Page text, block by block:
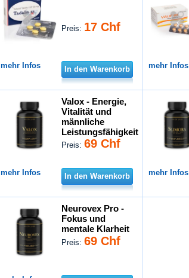
Preis: 17 Chf
mehr Infos In den Warenkorb mehr Infos
Valox - Energie,
Vitalität und
männliche
Leistungsfähigkeit
Preis:69 Chf
mehr Infos In den Warenkorb mehr Infos
Neurovex Pro -
Fokus und
mentale Klarheit
Preis:69 Chf